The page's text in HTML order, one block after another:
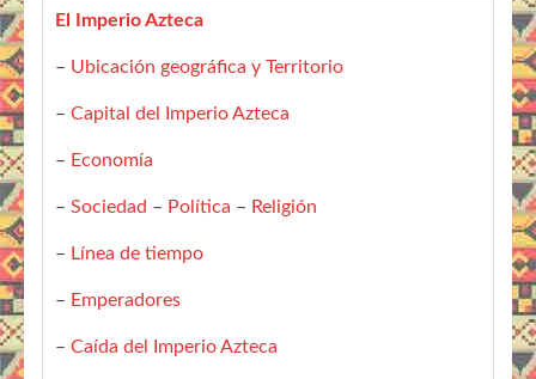
El Imperio Azteca
– Ubicación geográfica y Territorio
– Capital del Imperio Azteca
– Economía
– Sociedad – Política – Religión
– Línea de tiempo
– Emperadores
– Caída del Imperio Azteca